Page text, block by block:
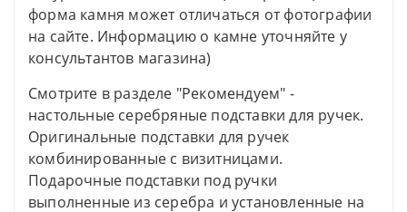
форма камня может отличаться от фотографии
на сайте. Информацию о камне уточняйте у
консультантов магазина)
Смотрите в разделе "Рекомендуем" -
настольные серебряные подставки для ручек.
Оригинальные подставки для ручек
комбинированные с визитницами.
Подарочные подставки под ручки
выполненные из серебра и установленные на